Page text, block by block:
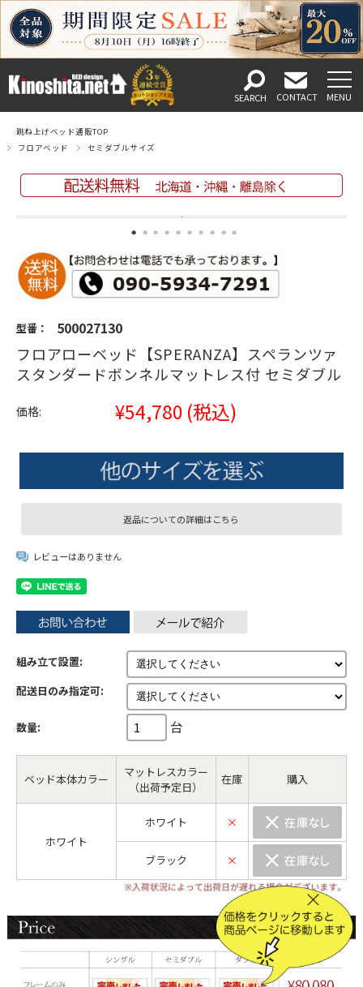
跳ね上げベッド通販TOP
フロアベッド
セミダブルサイズ
型番： 500027130
フロアローベッド【SPERANZA】スペランツァ
スタンダードボンネルマットレス付 セミダブル
価格: ¥54,780 (税込)
返品についての詳細はこちら
レビューはありません
組み立て設置:
配送日のみ指定可:
数量: 台
ベッド本体カラー
マットレスカラー
（出荷予定日）
在庫 購入
ホワイト
ホワイト ×
ブラック ×